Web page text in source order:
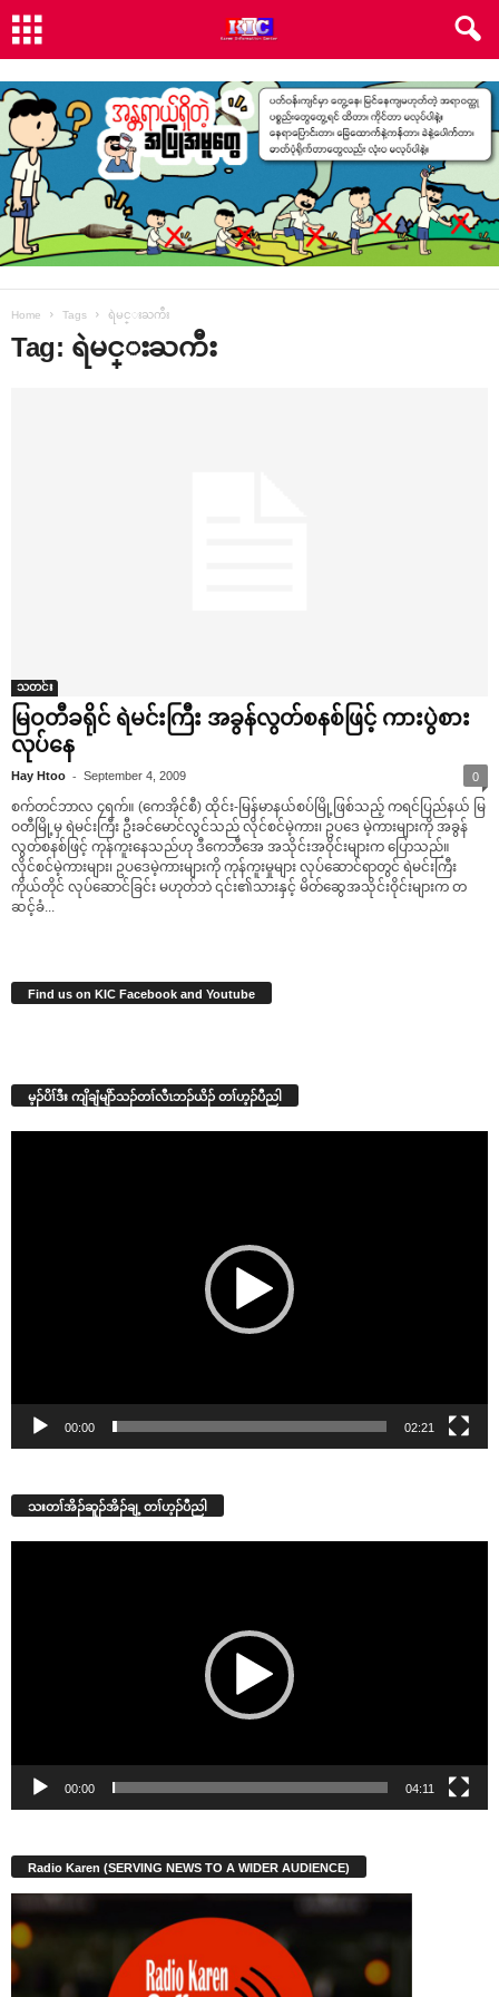
Home Tags ရဲမင္းႀကီး
Tag: ရဲမင္းႀကီး
သတင်း
မြဝတီခရိုင် ရဲမင်းကြီး အခွန်လွတ်စနစ်ဖြင့် ကားပွဲစား
လုပ်‌နေ
Hay Htoo - September 4, 2009 0
စက်တင်ဘာလ ၄ရက်။ (‌ကေအိုင်စီ) ထိုင်း-မြန်မာနယ်စပ်မြို့ဖြစ်သည့် ကရင်ပြည်နယ် မြ
ဝတီမြို့မှ ရဲမင်းကြီး ဦးခင်‌မောင်လွင်သည် လိုင်စင်မဲ့ကား၊ ဥပ‌ဒေ မဲ့ကားများကို အခွန်
လွတ်စနစ်ဖြင့် ကုန်ကူး‌နေသည်ဟု ဒီ‌ကေဘီ‌အေ အသိုင်းအဝိုင်းများက ‌ပြောသည်။
လိုင်စင်မဲ့ကားများ၊ ဥပ‌ဒေမဲ့ကားများကို ကုန်ကူးမှုများ လုပ်‌ဆောင်ရာတွင် ရဲမင်းကြီး
ကိုယ်တိုင် လုပ်‌ဆောင်ခြင်း မဟုတ်ဘဲ ၎င်း၏သားနှင့် မိတ်‌ဆွေအသိုင်းဝိုင်းများက တ
ဆင့်ခံ...
Find us on KIC Facebook and Youtube
မ့ၣ်ပိၢ်ဒီး ကျိချံမျိာ်သၣ်တၢ်လီၤဘၣ်ယိၣ် တၢ်ဟ့ၣ်ပီညါ
00:00 02:21
သးတၢ်အိၣ်ဆူၣ်အိၣ်ချ့ တၢ်ဟ့ၣ်ပီညါ
00:00 04:11
Radio Karen (SERVING NEWS TO A WIDER AUDIENCE)